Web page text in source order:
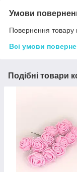
Умови
Повернення товару
Всі умови
Подібні товари